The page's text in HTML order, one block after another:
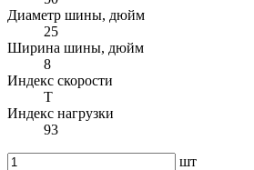
Диаметр шины, дюйм
25
Ширина шины, дюйм
8
Индекс скорости
T
Индекс нагрузки
93
шт